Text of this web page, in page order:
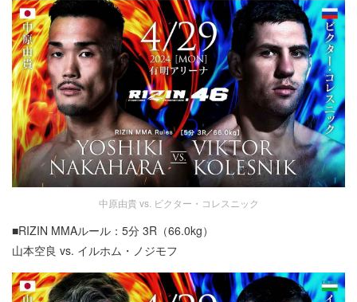
中原由貴 vs. ビクター・コレスニック
■RIZIN MMAルール：5分 3R（66.0kg）
山本空良 vs. イルホム・ノジモフ